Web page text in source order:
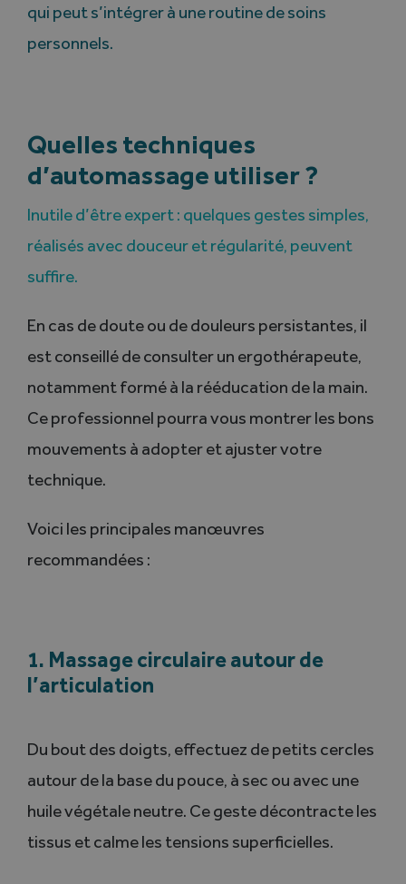
qui peut s’intégrer à une routine de soins
personnels.
Quelles techniques
d’automassage utiliser ?
Inutile d’être expert : quelques gestes simples,
réalisés avec douceur et régularité, peuvent
suffire.
En cas de doute ou de douleurs persistantes, il
est conseillé de consulter un ergothérapeute,
notamment formé à la rééducation de la main.
Ce professionnel pourra vous montrer les bons
mouvements à adopter et ajuster votre
technique.
Voici les principales manœuvres
recommandées :
1. Massage circulaire autour de
l’articulation
Du bout des doigts, effectuez de petits cercles
autour de la base du pouce, à sec ou avec une
huile végétale neutre. Ce geste décontracte les
tissus et calme les tensions superficielles.